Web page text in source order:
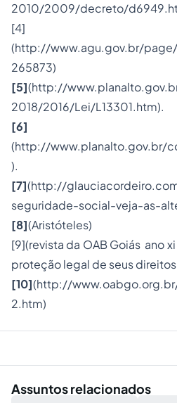
2010/2009/decreto/
[4]
(http://www.agu.gov.br/
265873)
[5](http://
2018/2016/Lei/L13301.htm).
[6]
(http://www.planalto.gov.br/
).
[7](http://
seguridade-social-veja-as-
[8](Aristóteles)
[9](revista da OAB Goiás ano
proteção legal de seus direitos
[10](http://
2.htm)
Assuntos relacionados